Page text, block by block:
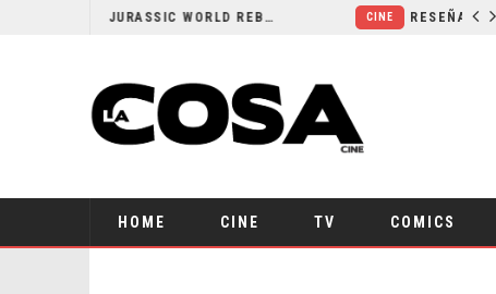
SECUELA DE JURASSIC WORLD REBIRTH PIERDE DIRECTOR
HOME CINE TV COMICS